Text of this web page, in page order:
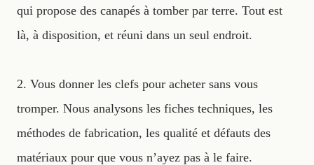
qui propose des canapés à tomber par terre. Tout est
là, à disposition, et réuni dans un seul endroit.
2. Vous donner les clefs pour acheter sans vous
tromper. Nous analysons les fiches techniques, les
méthodes de fabrication, les qualité et défauts des
matériaux pour que vous n’ayez pas à le faire.